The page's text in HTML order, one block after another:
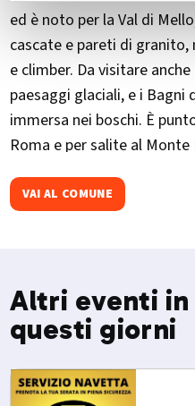
ed è noto per la Val di
cascate e pareti di
e climber. Da visitare
paesaggi glaciali, e i
immersa nei boschi. È
Roma e per salite al
bouldering.
VAI AL COMUNE
Altri eventi in
questi giorni